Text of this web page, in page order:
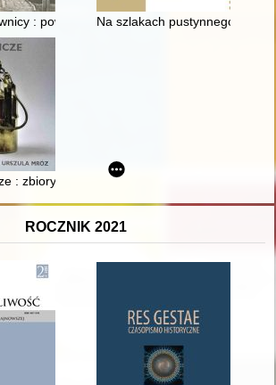
: powstanie : rozwój : likwidacja
Na szlakach pustynnego losu :
: zbiory Muzeum Żup Krakowskich Wieliczka
ROCZNIK 2021